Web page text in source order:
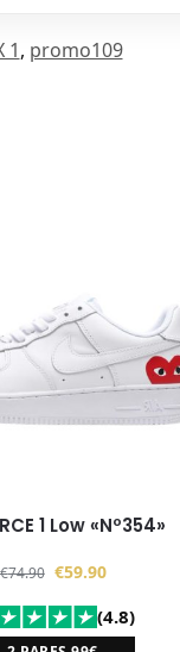
1, promo109
1 Low «Nº354»
€74.90 €59.90
(4.8)